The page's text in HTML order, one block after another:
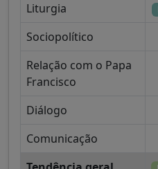
Liturgia
Sociopolítico
Relação com o Papa
Francisco
Diálogo
Comunicação